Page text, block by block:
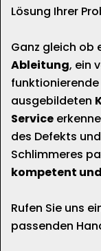
Lösung Ihrer
Ganz gleich ob
Ableitung, ein
ausgebildeten
Service
des Defekts
Schlimmeres
kompetent
Rufen Sie uns
passenden